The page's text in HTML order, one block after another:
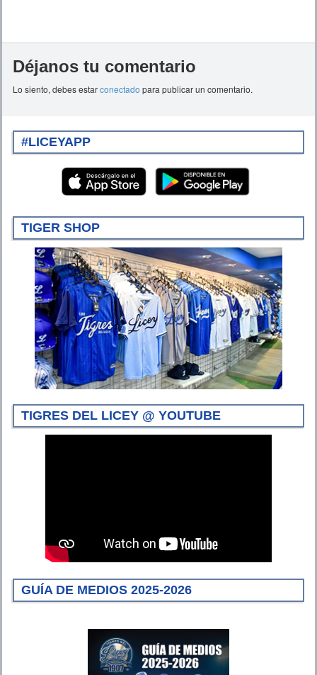
Déjanos tu comentario
Lo siento, debes estarconectado para publicar un comentario.
#LICEYAPP
TIGER SHOP
TIGRES DEL LICEY @ YOUTUBE
GUÍA DE MEDIOS 2025-2026